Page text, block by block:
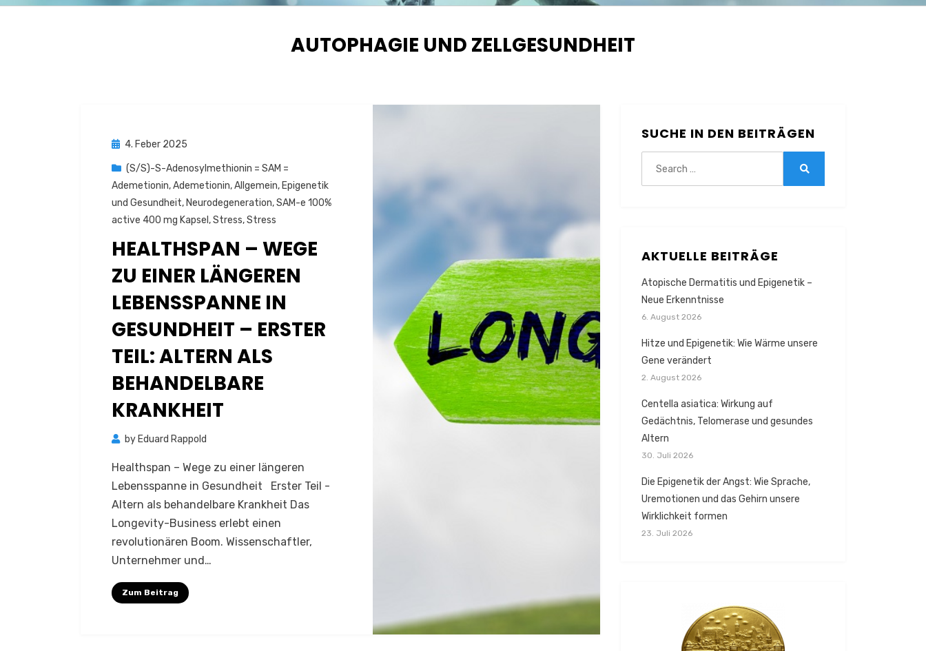
SCHLAGWORT
:
AUTOPHAGIE UND ZELLGESUNDHEIT
Posted
4. Feber 2025
(S/S)-S-Adenosylmethionin = SAM =
Ademetionin,Ademetionin,Allgemein, Epigenetik
und Gesundheit, Neurodegeneration,SAM-e 100%
active 400 mg Kapsel ,Stress,Stress
HEALTHSPAN – WEGE
ZU EINER LÄNGEREN
LEBENSSPANNE IN
GESUNDHEIT – ERSTER
TEIL: ALTERN ALS
BEHANDELBARE
KRANKHEIT
by Eduard Rappold
Healthspan – Wege zu einer längeren
Lebensspanne in Gesundheit Erster Teil -
Altern als behandelbare Krankheit Das
Longevity-Business erlebt einen
revolutionären Boom. Wissenschaftler,
Unternehmer und…
Zum Beitrag
SUCHE IN DEN BEITRÄGEN
AKTUELLE BEITRÄGE
Atopische Dermatitis und Epigenetik –
Neue Erkenntnisse
6. August 2026
Hitze und Epigenetik: Wie Wärme unsere
Gene verändert
2. August 2026
Centella asiatica: Wirkung auf
Gedächtnis, Telomerase und gesundes
Altern
30. Juli 2026
Die Epigenetik der Angst: Wie Sprache,
Uremotionen und das Gehirn unsere
Wirklichkeit formen
23. Juli 2026